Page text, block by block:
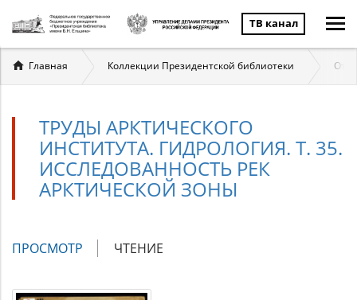
ТВ канал
Вы
здесь
Главная Коллекции Президентской библиотеки
ТРУДЫ АРКТИЧЕСКОГО
ИНСТИТУТА. ГИДРОЛОГИЯ. Т. 35.
ИССЛЕДОВАННОСТЬ РЕК
АРКТИЧЕСКОЙ ЗОНЫ
Главные
ПРОСМОТР (АКТИВНАЯ
ЧТЕНИЕ